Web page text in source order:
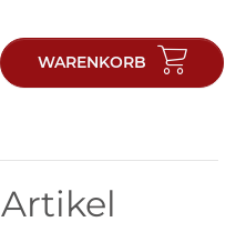
WARENKORB
Artikel